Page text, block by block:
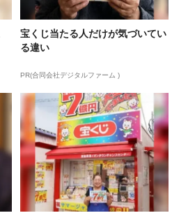
宝くじ当たる人だけが気づいてい
る違い
PR(合同会社デジタルファーム )